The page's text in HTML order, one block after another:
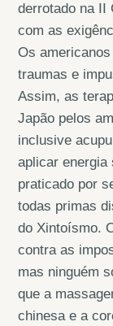
derrotado na II
com as
Os
traumas e
Assim, as
Japão pelos
inclusive
aplicar energia
praticado por
todas primas
do Xintoísmo.
contra as
mas ninguém
que a
chinesa e a